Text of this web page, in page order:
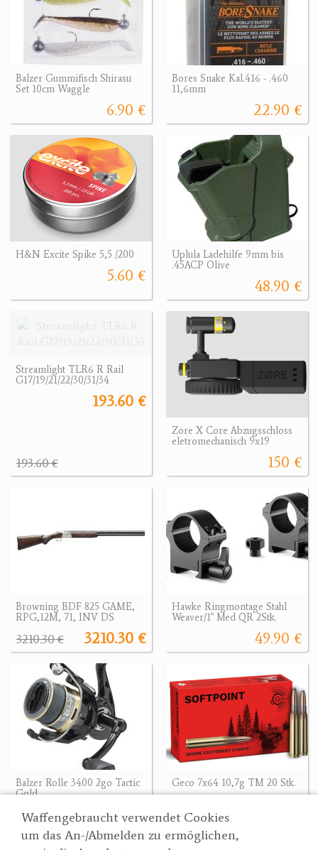
Waffengebraucht verwendet Cookies
um das An-/Abmelden zu ermöglichen,
Balzer Gummifisch Shirasu
Set 10cm Waggle
6.90 €
Bores Snake Kal.416 - .460
11,6mm
22.90 €
H&N Excite Spike 5,5 /200
5.60 €
Uplula Ladehilfe 9mm bis
.45ACP Olive
48.90 €
Streamlight TLR6 R Rail
G17/19/21/22/30/31/34
193.60 €
193.60 €
Zore X Core Abzugsschloss
eletromechanisch 9x19
150 €
Browning BDF 825 GAME,
RPG,12M, 71, INV DS
3210.30 €
3210.30 €
Hawke Ringmontage Stahl
Weaver/1" Med QR 2Stk.
49.90 €
Balzer Rolle 3400 2go Tactic
Gold
57.90 €
Geco 7x64 10,7g TM 20 Stk.